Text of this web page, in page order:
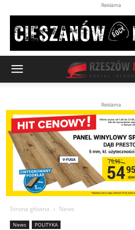
Reklama
Reklama
Strona główna News
News POLITYKA